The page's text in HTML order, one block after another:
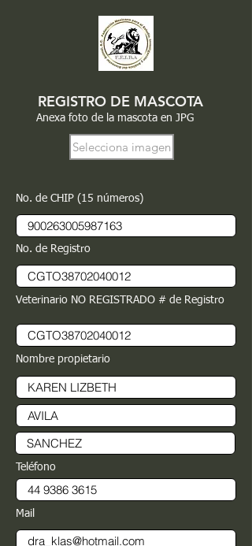
REGISTRO DE MASCOTA
Anexa foto de la mascota en JPG
Selecciona imagen
No. de CHIP (15 números)
No. de Registro
Veterinario NO REGISTRADO # de Registro
Nombre propietario
Teléfono
Mail